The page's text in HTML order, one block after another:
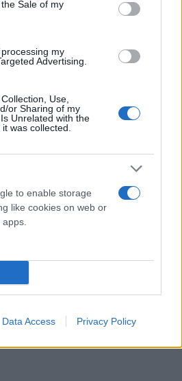
Sale of my
my
Advertising.
Use,
or Sharing of my
Unrelated with the
was collected.
to enable storage
like cookies on web or
Data Access Privacy Policy
7 (3/10 σουτ, 7
Μπριθουέλα 2, Ντίαθ, Γ.
14, Γκαρούμπα 3,
(5/15 τρίποντα)